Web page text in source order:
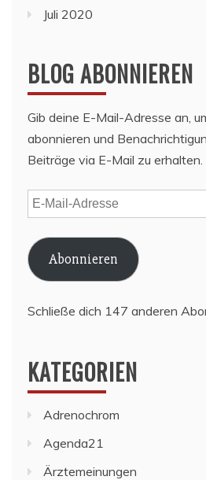
Juli 2020
BLOG ABONNIEREN
Gib deine E-Mail-Adresse an,
abonnieren und
Beiträge via E-Mail zu erhalten.
E-
Mail-
Adresse
Abonnieren
Schließe dich 147 anderen
KATEGORIEN
Adrenochrom
Agenda21
Ärztemeinungen